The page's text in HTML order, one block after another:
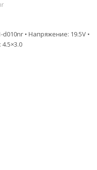
• Напряжение: 19.5V •